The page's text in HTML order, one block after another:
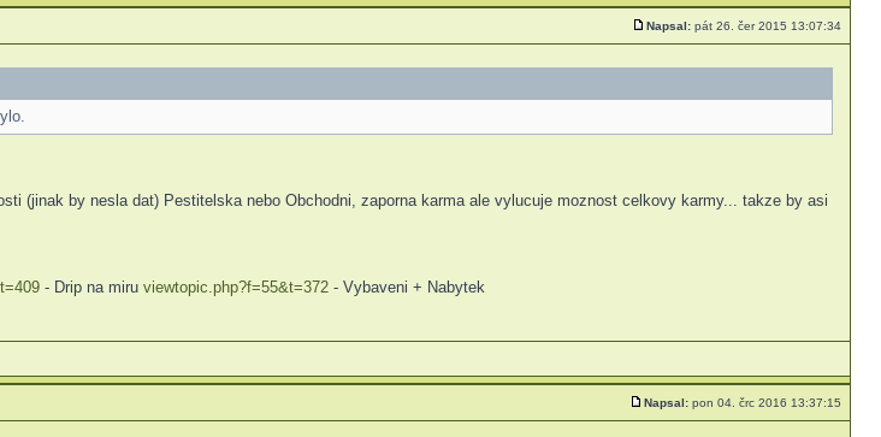
Napsal: pát 26. čer 2015 13:07:34
(jinak by nesla dat) Pestitelska nebo Obchodni, zaporna karma ale vylucuje moznost celkovy karmy... takze by asi
- Drip na miru viewtopic.php?f=55&t=372 - Vybaveni + Nabytek
Napsal: pon 04. črc 2016 13:37:15